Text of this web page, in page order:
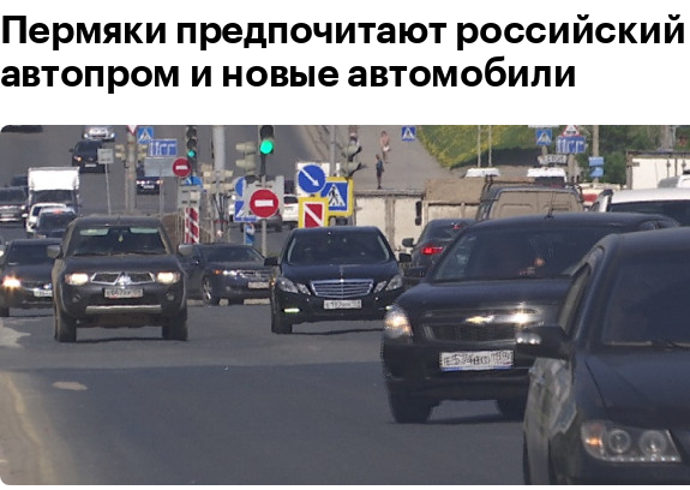
Пермяки предпочитают российский
автопром и новые автомобили